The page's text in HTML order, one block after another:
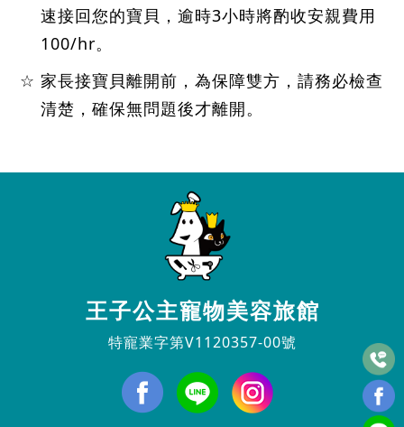
速接回您的寶貝，逾時3小時將酌收安親費用
100/hr。
家長接寶貝離開前，為保障雙方，請務必檢查
清楚，確保無問題後才離開。
王子公主寵物美容旅館
特寵業字第V1120357-00號